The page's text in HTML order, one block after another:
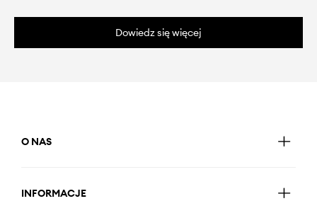
Dowiedz się więcej
O NAS
INFORMACJE